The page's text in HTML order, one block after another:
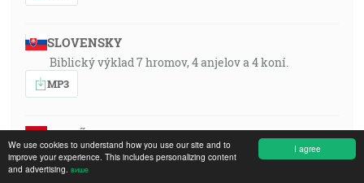
I agree
We use cookies to understand how you use our site and to
improve your experience. This includes personalizing content
and advertising. више
SLOVENSKY
Biblický výklad 7 hromov, 4 anjelov a 4 koní.
MP3
ESPAÑOL
Tema: «¡Clasificación bíblica de los 7 truenos, los 4
ángeles y los 4 caballos!»